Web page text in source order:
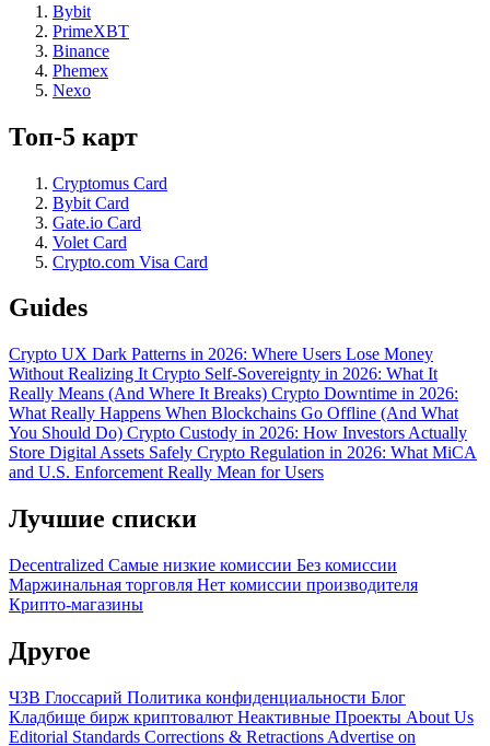
Bybit
PrimeXBT
Binance
Phemex
Nexo
Топ-5 карт
Cryptomus Card
Bybit Card
Gate.io Card
Volet Card
Crypto.com Visa Card
Guides
Crypto UX Dark Patterns in 2026: Where Users Lose Money
Without Realizing It Crypto Self-Sovereignty in 2026: What It
Really Means (And Where It Breaks) Crypto Downtime in 2026:
What Really Happens When Blockchains Go Offline (And What
You Should Do) Crypto Custody in 2026: How Investors Actually
Store Digital Assets Safely Crypto Regulation in 2026: What MiCA
and U.S. Enforcement Really Mean for Users
Лучшие списки
Decentralized Самые низкие комиссии Без комиссии
Маржинальная торговля Нет комиссии производителя
Крипто-магазины
Другое
ЧЗВ Глоссарий Политика конфиденциальности Блог
Кладбище бирж криптовалют Неактивные Проекты About Us
Editorial Standards Corrections & Retractions Advertise on